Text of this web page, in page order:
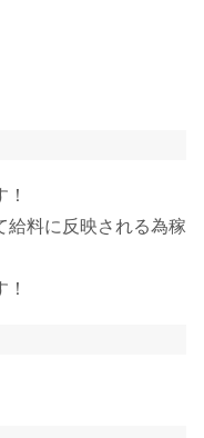
給料に反映される為稼